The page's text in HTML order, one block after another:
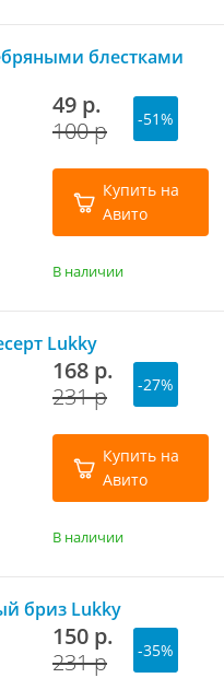
блестками
49 р.
100 р
-51%
Купить на
Авито
В наличии
Lukky
168 р.
231 р
-27%
Купить на
Авито
В наличии
бриз Lukky
150 р.
231 р
-35%